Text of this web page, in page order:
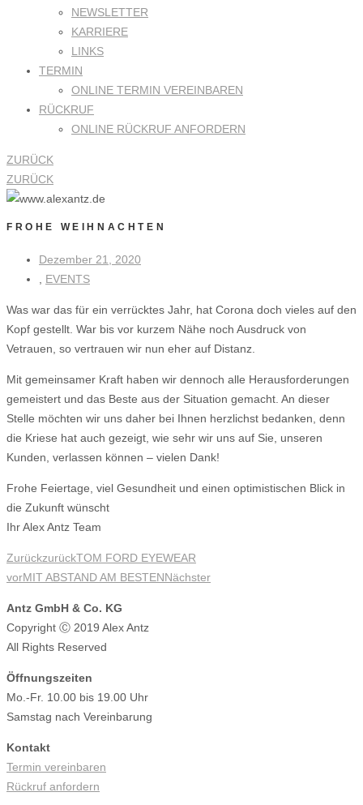
NEWSLETTER
KARRIERE
LINKS
TERMIN
ONLINE TERMIN VEREINBAREN
RÜCKRUF
ONLINE RÜCKRUF ANFORDERN
ZURÜCK
ZURÜCK
FROHE WEIHNACHTEN
Dezember 21, 2020
EVENTS
Was war das für ein verrücktes Jahr, hat Corona doch vieles auf den
Kopf gestellt. War bis vor kurzem Nähe noch Ausdruck von
Vetrauen, so vertrauen wir nun eher auf Distanz.
Mit gemeinsamer Kraft haben wir dennoch alle Herausforderungen
gemeistert und das Beste aus der Situation gemacht. An dieser
Stelle möchten wir uns daher bei Ihnen herzlichst bedanken, denn
die Kriese hat auch gezeigt, wie sehr wir uns auf Sie, unseren
Kunden, verlassen können – vielen Dank!
Frohe Feiertage, viel Gesundheit und einen optimistischen Blick in
die Zukunft wünscht
Ihr Alex Antz Team
ZurückzurückTOM FORD EYEWEAR
vorMIT ABSTAND AM BESTENNächster
Antz GmbH & Co. KG
Copyright Ⓒ 2019 Alex Antz
All Rights Reserved
Öffnungszeiten
Mo.-Fr. 10.00 bis 19.00 Uhr
Samstag nach Vereinbarung
Kontakt
Termin vereinbaren
Rückruf anfordern